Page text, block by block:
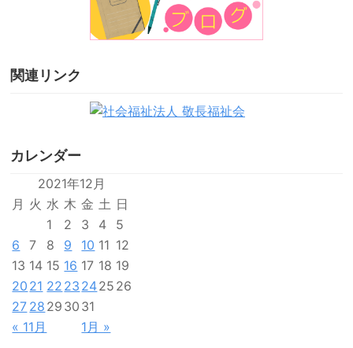
関連リンク
カレンダー
2021年12月
月 火 水 木 金 土 日
« 11月 1月 »
1 2 3 4
5
6
7 8 9 10 11 12
13 14 15 16 17 18 19
20 21 22 23 2425 26
27 28 29 30 31